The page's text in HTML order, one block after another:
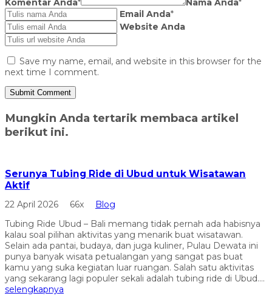
Email Anda*
Website Anda
Save my name, email, and website in this browser for the
next time I comment.
Mungkin Anda tertarik membaca artikel
berikut ini.
Serunya Tubing Ride di Ubud untuk Wisatawan
Aktif
22 April 2026 66x
Blog
Tubing Ride Ubud – Bali memang tidak pernah ada habisnya
kalau soal pilihan aktivitas yang menarik buat wisatawan.
Selain ada pantai, budaya, dan juga kuliner, Pulau Dewata ini
punya banyak wisata petualangan yang sangat pas buat
kamu yang suka kegiatan luar ruangan. Salah satu aktivitas
yang sekarang lagi populer sekali adalah tubing ride di Ubud....
selengkapnya